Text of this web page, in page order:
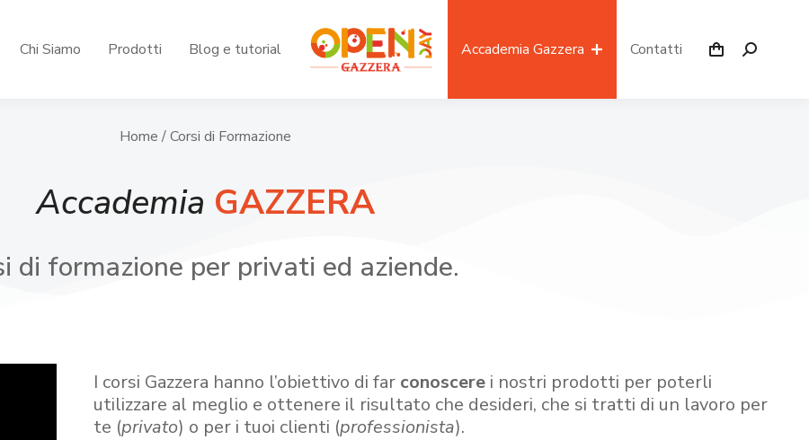
Chi Siamo Prodotti Blog e tutorial Accademia Gazzera Contatti
Home / Corsi di Formazione
Accademia GAZZERA
di formazione per privati ed aziende.
I corsi Gazzera hanno l’obiettivo di far conoscerei nostri prodotti per poterli
utilizzare al meglio e ottenere il risultato che desideri, che si tratti di un lavoro per
te (privato) o per i tuoi clienti (professionista).